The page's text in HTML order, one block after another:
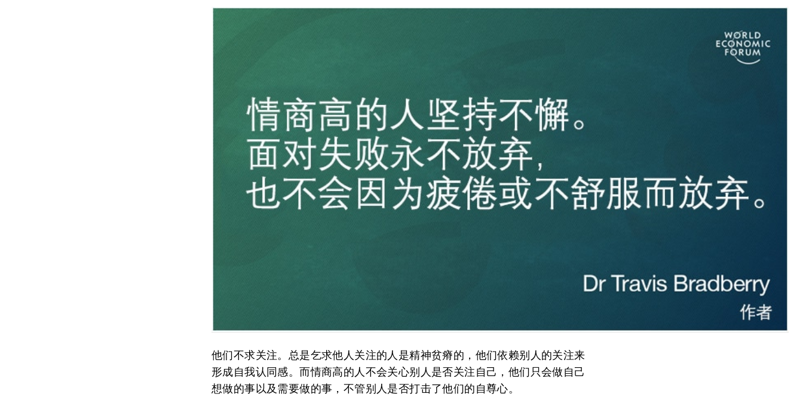
他们不求关注。 总是乞求他人关注的人是精神贫瘠的，他们依赖别人的关注来
形成自我认同感。而情商高的人不会关心别人是否关注自己，他们只会做自己
想做的事以及需要做的事，不管别人是否打击了他们的自尊心。